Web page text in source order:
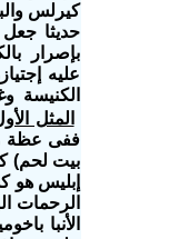
كيرلس
حديثا
بإصرار
عليه
الكنيسة
المثل
ففى عظة
بيت لحم)
الرحمات
الأنبا